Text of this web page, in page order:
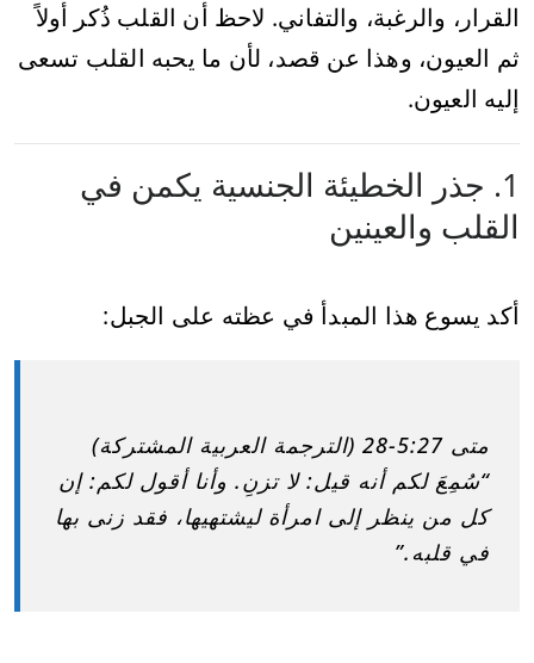
القرار، والرغبة، والتفاني. لاحظ أن القلب ذُكر أولاً
ثم العيون، وهذا عن قصد، لأن ما يحبه القلب تسعى
إليه العيون.
1. جذر الخطيئة الجنسية يكمن في
القلب والعينين
أكد يسوع هذا المبدأ في عظته على الجبل:
متى 5:27-28 (الترجمة العربية المشتركة)
“سُمِعَ لكم أنه قيل: لا تزنِ. وأنا أقول لكم: إن
كل من ينظر إلى امرأة ليشتهيها، فقد زنى بها
في قلبه.”